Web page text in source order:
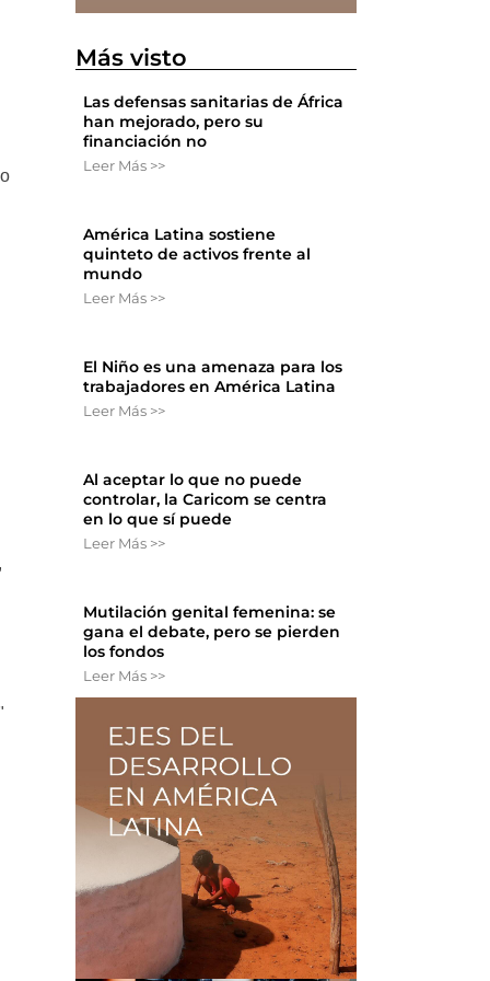
Más visto
Las defensas sanitarias de África
han mejorado, pero su
financiación no
Leer Más >>
América Latina sostiene
quinteto de activos frente al
mundo
Leer Más >>
El Niño es una amenaza para los
trabajadores en América Latina
Leer Más >>
Al aceptar lo que no puede
controlar, la Caricom se centra
en lo que sí puede
Leer Más >>
Mutilación genital femenina: se
gana el debate, pero se pierden
los fondos
Leer Más >>